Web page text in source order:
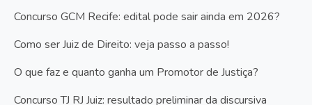
Concurso GCM Recife: edital pode sair ainda em 2026?
Como ser Juiz de Direito: veja passo a passo!
O que faz e quanto ganha um Promotor de Justiça?
Concurso TJ RJ Juiz: resultado preliminar da discursiva